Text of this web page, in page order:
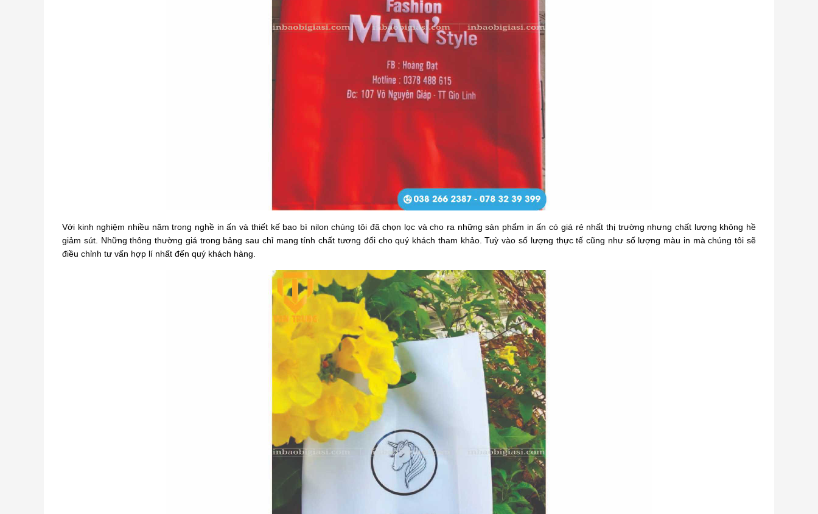
Với kinh nghiệm nhiều năm trong nghề in ấn và thiết kế bao bì nilon chúng tôi đã chọn lọc và cho ra những sản phẩm in ấn có giá rẻ nhất thị trường nhưng chất lượng không hề
giảm sút. Những thông thường giá trong bảng sau chỉ mang tính chất tương đối cho quý khách tham khảo. Tuỳ vào số lượng thực tế cũng như số lượng màu in mà chúng tôi sẽ
điều chỉnh tư vấn hợp lí nhất đến quý khách hàng.